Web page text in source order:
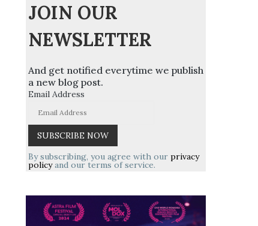
JOIN OUR
NEWSLETTER
And get notified everytime we publish
a new blog post.
Email Address
By subscribing, you agree with our privacy
policyand our terms of service.